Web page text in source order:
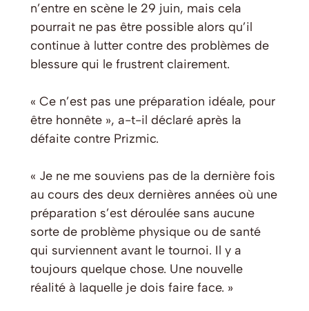
n’entre en scène le 29 juin, mais cela
pourrait ne pas être possible alors qu’il
continue à lutter contre des problèmes de
blessure qui le frustrent clairement.
« Ce n’est pas une préparation idéale, pour
être honnête », a-t-il déclaré après la
défaite contre Prizmic.
« Je ne me souviens pas de la dernière fois
au cours des deux dernières années où une
préparation s’est déroulée sans aucune
sorte de problème physique ou de santé
qui surviennent avant le tournoi. Il y a
toujours quelque chose. Une nouvelle
réalité à laquelle je dois faire face. »